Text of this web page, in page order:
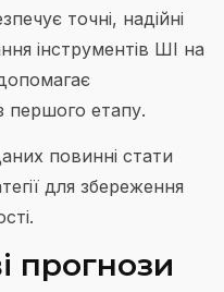
точні, надійні
інструментів ШІ на
першого етапу.
повинні стати
для збереження
прогнози